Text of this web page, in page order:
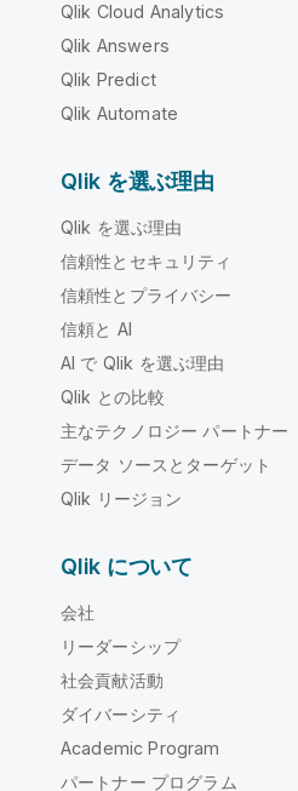
Qlik Cloud Analytics
Qlik Answers
Qlik Predict
Qlik Automate
Qlik を選ぶ理由
Qlik を選ぶ理由
信頼性とセキュリティ
信頼性とプライバシー
信頼と AI
AI で Qlik を選ぶ理由
Qlik との比較
主なテクノロジー パートナー
データ ソースとターゲット
Qlik リージョン
Qlik について
会社
リーダーシップ
社会貢献活動
ダイバーシティ
Academic Program
パートナー プログラム